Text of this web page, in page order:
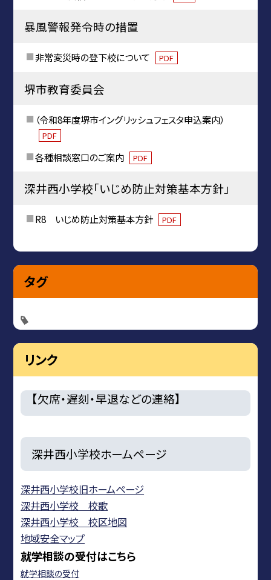
暴風警報発令時の措置
非常変災時の登下校について PDF
堺市教育委員会
（令和8年度堺市イングリッシュフェスタ申込案内）
PDF
各種相談窓口のご案内 PDF
深井西小学校「いじめ防止対策基本方針」
R8 いじめ防止対策基本方針 PDF
タグ
リンク
【欠席・遅刻・早退などの連絡】
深井西小学校ホームページ
深井西小学校旧ホームページ
深井西小学校 校歌
深井西小学校 校区地図
地域安全マップ
就学相談の受付はこちら
就学相談の受付